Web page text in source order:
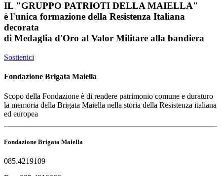
IL "GRUPPO PATRIOTI DELLA MAIELLA"
è l'unica formazione della Resistenza Italiana
decorata
di Medaglia d'Oro al Valor Militare alla bandiera
Sostienici
Fondazione Brigata Maiella
Scopo della Fondazione è di rendere patrimonio comune e duraturo
la memoria della Brigata Maiella nella storia della Resistenza italiana
ed europea
Fondazione Brigata Maiella
085.4219109